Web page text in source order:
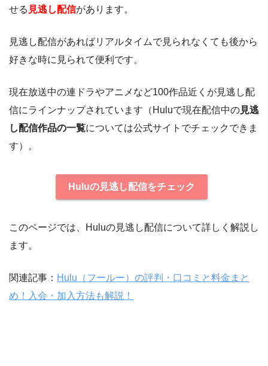
せる 見逃し配信があります。
見逃し配信があればリアルタイムで見られなくても後から
好きな時に見られて便利です。
現在放送中の連ドラやアニメなど100作品近くが見逃し配
信にラインナップされています（Huluで現在配信中の見逃
し配信作品の一覧については公式サイトでチェックできま
す）。
Huluの見逃し配信をチェック
このページでは、Huluの見逃し配信について詳しく解説し
ます。
関連記事： Hulu（フールー）の評判・口コミと料金まと
め！入会・加入方法も解説！